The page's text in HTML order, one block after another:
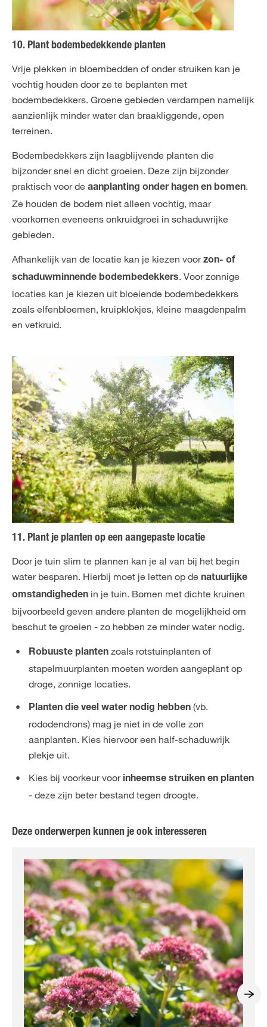
10. Plant bodembedekkende planten
Vrije plekken in bloembedden of onder struiken kan je
vochtig houden door ze te beplanten met
bodembedekkers. Groene gebieden verdampen namelijk
aanzienlijk minder water dan braakliggende, open
terreinen.
Bodembedekkers zijn laagblijvende planten die
bijzonder snel en dicht groeien. Deze zijn bijzonder
praktisch voor de aanplanting onder hagen en bomen.
Ze houden de bodem niet alleen vochtig, maar
voorkomen eveneens onkruidgroei in schaduwrijke
gebieden.
Afhankelijk van de locatie kan je kiezen voorzon- of
schaduwminnende bodembedekkers. Voor zonnige
locaties kan je kiezen uit bloeiende bodembedekkers
zoals elfenbloemen, kruipklokjes, kleine maagdenpalm
en vetkruid.
11. Plant je planten op een aangepaste locatie
Door je tuin slim te plannen kan je al van bij het begin
water besparen. Hierbij moet je letten op de natuurlijke
omstandigheden in je tuin. Bomen met dichte kruinen
bijvoorbeeld geven andere planten de mogelijkheid om
beschut te groeien - zo hebben ze minder water nodig.
Robuuste planten zoals rotstuinplanten of
stapelmuurplanten moeten worden aangeplant op
droge, zonnige locaties.
Planten die veel water nodig hebben (vb.
rododendrons) mag je niet in de volle zon
aanplanten. Kies hiervoor een half-schaduwrijk
plekje uit.
Kies bij voorkeur voor inheemse struiken en planten
- deze zijn beter bestand tegen droogte.
Deze onderwerpen kunnen je ook interesseren